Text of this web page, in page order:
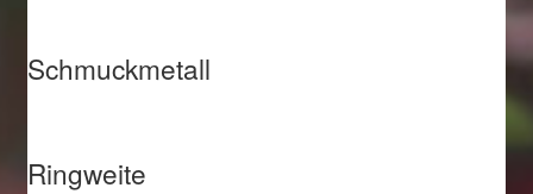
Schmuckmetall
Ringweite